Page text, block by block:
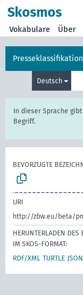
Skosmos
Vokabulare Über
Deutsch
In dieser Sprache
Begriff.
BEVORZUGTE
URI
http://zbw.eu/beta/
HERUNTERLADEN DES
IM SKOS-FORMAT:
RDF/XML TURTLE